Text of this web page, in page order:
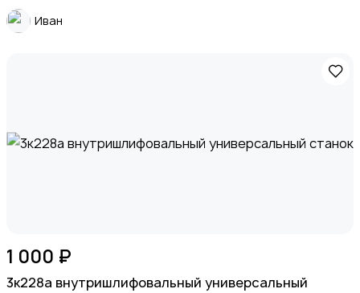
Иван
1 000 ₽
3к228а внутришлифовальный универсальный